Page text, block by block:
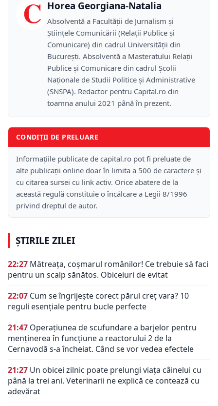
C Horea Georgiana-Natalia
Absolventă a Facultății de Jurnalism și
Științele Comunicării (Relații Publice și
Comunicare) din cadrul Universității din
București. Absolventă a Masteratului Relații
Publice și Comunicare din cadrul Școlii
Naţionale de Studii Politice și Administrative
(SNSPA). Redactor pentru Capital.ro din
toamna anului 2021 până în prezent.
CONDIȚII DE PRELUARE
Informațiile publicate de capital.ro pot fi preluate de
alte publicații online doar în limita a 500 de caractere și
cu citarea sursei cu link activ. Orice abatere de la
această regulă constituie o încălcare a Legii 8/1996
privind dreptul de autor.
ȘTIRILE ZILEI
22:27 Mătreața, coșmarul românilor! Ce trebuie să faci
pentru un scalp sănătos. Obiceiuri de evitat
22:07 Cum se îngrijește corect părul creț vara? 10
reguli esențiale pentru bucle perfecte
21:47 Operațiunea de scufundare a barjelor pentru
menținerea în funcțiune a reactorului 2 de la
Cernavodă s-a încheiat. Când se vor vedea efectele
21:27 Un obicei zilnic poate prelungi viața câinelui cu
până la trei ani. Veterinarii ne explică ce contează cu
adevărat